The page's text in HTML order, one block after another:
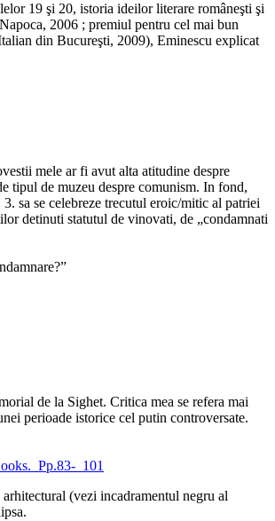
19 şi 20, istoria ideilor literare româneşti şi
2006 ; premiul pentru cel mai bun
din Bucureşti, 2009), Eminescu explicat
mele ar fi avut alta atitudine despre
tipul de muzeu despre comunism. In fond,
sa se celebreze trecutul eroic/mitic al patriei
detinuti statutul de vinovati, de „condamnati
de la Sighet. Critica mea se refera mai
perioade istorice cel putin controversate.
_101
(vezi incadramentul negru al